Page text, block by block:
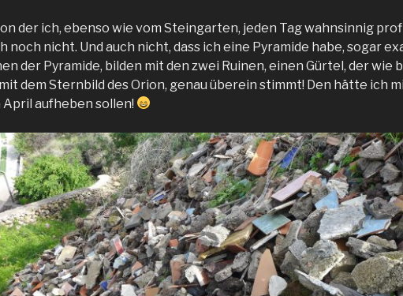
der ich, ebenso wie vom Steingarten, jeden Tag wahnsinnig
noch nicht. Und auch nicht, dass ich eine Pyramide habe, sogar
der Pyramide, bilden mit den zwei Ruinen, einen Gürtel, der wie
dem Sternbild des Orion, genau überein stimmt! Den hätte ich
aufheben sollen!